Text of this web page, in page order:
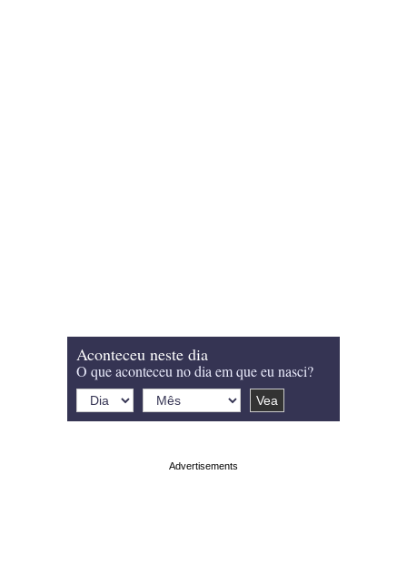
Aconteceu neste dia
O que aconteceu no dia em que eu nasci?